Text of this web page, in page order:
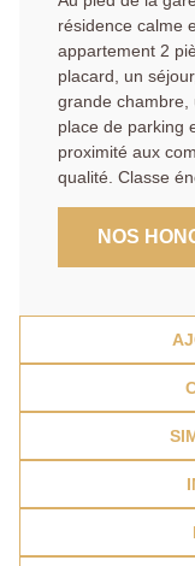
résidence calme
appartement 2
placard, un
grande chambre,
place de parking
proximité aux
qualité. Classe
NOS